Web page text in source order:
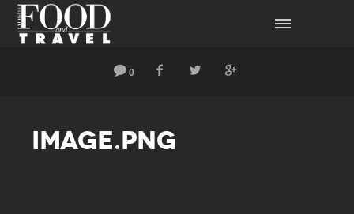
0
IMAGE.PNG